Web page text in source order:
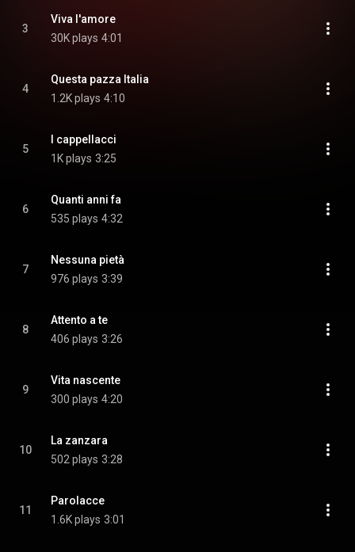
3
Viva l'amore
30K plays 4:01
4
Questa pazza Italia
1.2K plays 4:10
5
I cappellacci
1K plays 3:25
6
Quanti anni fa
535 plays 4:32
7
Nessuna pietà
976 plays 3:39
8
Attento a te
406 plays 3:26
9
Vita nascente
300 plays 4:20
10
La zanzara
502 plays 3:28
11
Parolacce
1.6K plays 3:01